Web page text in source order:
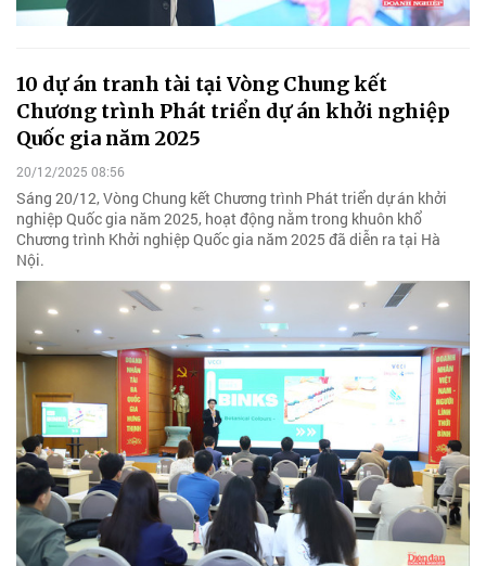
10 dự án tranh tài tại Vòng Chung kết
Chương trình Phát triển dự án khởi nghiệp
Quốc gia năm 2025
20/12/2025 08:56
Sáng 20/12, Vòng Chung kết Chương trình Phát triển dự án khởi
nghiệp Quốc gia năm 2025, hoạt động nằm trong khuôn khổ
Chương trình Khởi nghiệp Quốc gia năm 2025 đã diễn ra tại Hà
Nội.